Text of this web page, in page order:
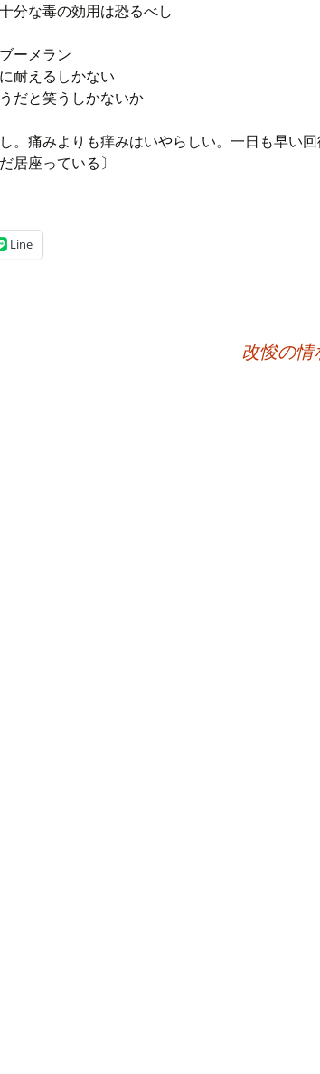
分な毒の効用は恐るべし
ーメラン
耐えるしかない
だと笑うしかないか
し。痛みよりも痒みはいやらしい。一日も早い
居座っている〕
Line
改悛の情